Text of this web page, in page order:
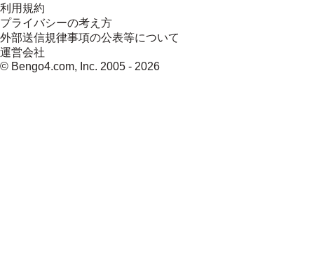
利用規約
プライバシーの考え方
外部送信規律事項の公表等について
運営会社
© Bengo4.com, Inc. 2005 - 2026